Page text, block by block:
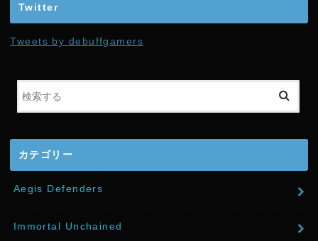
r
Twitter
Tweets by debuffgamers
カテゴリー
Aegis Defenders
Immortal Unchained